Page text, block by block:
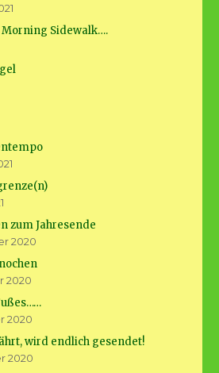
Morning Sidewalk….
zum Jahresende
2020
2020
2020
wird endlich gesendet!
2020